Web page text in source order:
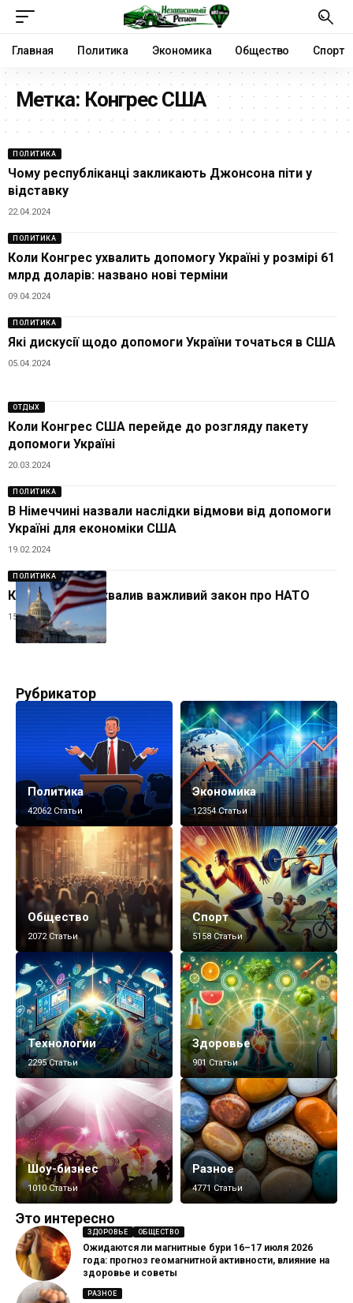
Главная Политика Экономика Общество Спорт
Метка: Конгрес США
ПОЛИТИКА
Чому республіканці закликають Джонсона піти у
відставку
22.04.2024
ПОЛИТИКА
Коли Конгрес ухвалить допомогу Україні у розмірі 61
млрд доларів: названо нові терміни
09.04.2024
ПОЛИТИКА
Які дискусії щодо допомоги України точаться в США
05.04.2024
ОТДЫХ
Коли Конгрес США перейде до розгляду пакету
допомоги Україні
20.03.2024
ПОЛИТИКА
В Німеччині назвали наслідки відмови від допомоги
Україні для економіки США
19.02.2024
ПОЛИТИКА
Конгрес США ухвалив важливий закон про НАТО
15.12.2023
Рубрикатор
Политика
42062 Статьи
Экономика
12354 Статьи
Общество
2072 Статьи
Спорт
5158 Статьи
Технологии
2295 Статьи
Здоровье
901 Статьи
Шоу-бизнес
1010 Статьи
Разное
4771 Статьи
Это интересно
ЗДОРОВЬЕ ОБЩЕСТВО
Ожидаются ли магнитные бури 16–17 июля 2026
года: прогноз геомагнитной активности, влияние на
здоровье и советы
РАЗНОЕ